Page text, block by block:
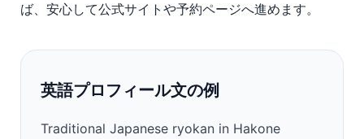
ば、安心して公式サイトや予約ページへ進めます。
英語プロフィール文の例
Traditional Japanese ryokan in Hakone